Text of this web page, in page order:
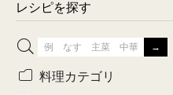
レシピを探す
料理カテゴリ